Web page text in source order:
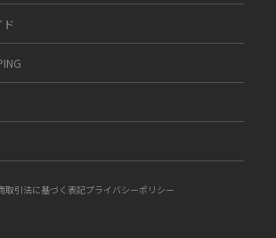
ド
取引法に基づく表記プライバシーポリシー